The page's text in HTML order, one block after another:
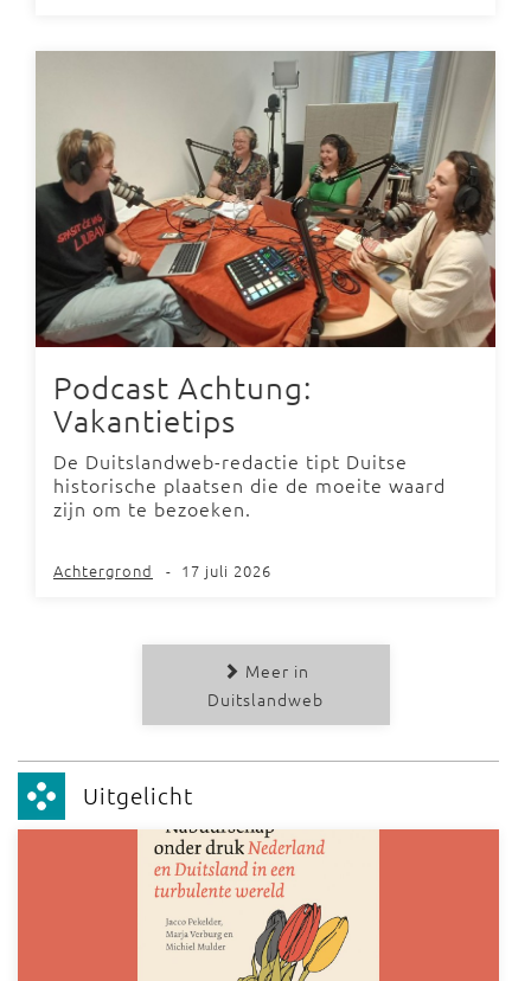
Podcast Achtung:
Vakantietips
De Duitslandweb-redactie tipt Duitse
historische plaatsen die de moeite waard
zijn om te bezoeken.
Achtergrond - 17 juli 2026
Meer in
Duitslandweb
Uitgelicht